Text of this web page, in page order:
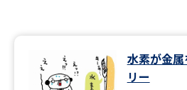
大学・短大以外の資料から請求
水素が金
リー